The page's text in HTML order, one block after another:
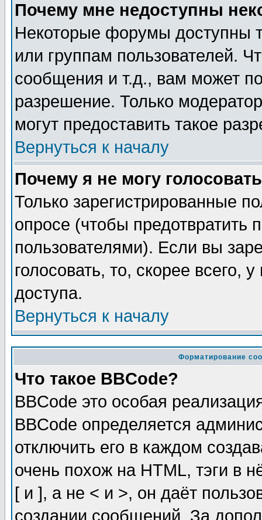
Почему мне недоступны
Некоторые форумы доступны
или группам пользователей.
сообщения и т.д., вам может
разрешение. Только
могут предоставить такое
Вернуться к началу
Почему я не могу
Только зарегистрированные
опросе (чтобы предотвратить
пользователями). Если вы
голосовать, то, скорее всего,
доступа.
Вернуться к началу
Форматирование
Что такое BBCode?
BBCode это особая
BBCode определяется
отключить его в каждом
очень похож на HTML, тэги в
[ и ], а не < и >, он даёт
создании сообщений. За